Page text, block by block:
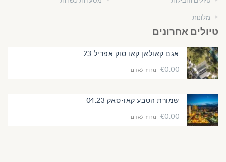
מלונות
טיולים אחרונים
אגם קאולאן קאו סוק אפריל 23
€0.00
מחיר לאדם
שמורת הטבע קאו-סאק 04.23
€0.00
מחיר לאדם